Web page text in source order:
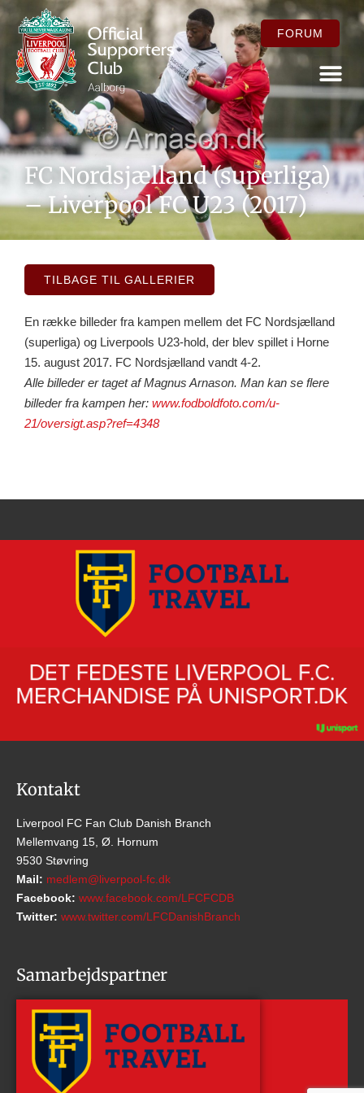
FORUM
FC Nordsjælland (superliga)
– Liverpool FC U23 (2017)
TILBAGE TIL GALLERIER
En række billeder fra kampen mellem det FC Nordsjælland
(superliga) og Liverpools U23-hold, der blev spillet i Horne
15. august 2017. FC Nordsjælland vandt 4-2.
Alle billeder er taget af Magnus Arnason. Man kan se flere
billeder fra kampen her: www.fodboldfoto.com/u-
21/oversigt.asp?ref=4348
Kontakt
Liverpool FC Fan Club Danish Branch
Mellemvang 15, Ø. Hornum
9530 Støvring
Mail: medlem@liverpool-fc.dk
Facebook: www.facebook.com/LFCFCDB
Twitter: www.twitter.com/LFCDanishBranch
Samarbejdspartner